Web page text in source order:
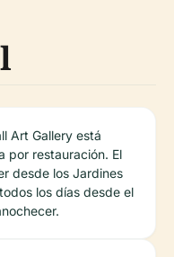
Art Gallery está
por restauración. El
desde los Jardines
los días desde el